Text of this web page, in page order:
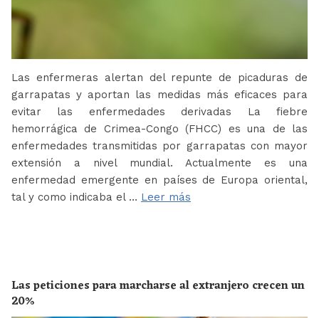
Las enfermeras alertan del repunte de picaduras de
garrapatas y aportan las medidas más eficaces para
evitar las enfermedades derivadas La fiebre
hemorrágica de Crimea-Congo (FHCC) es una de las
enfermedades transmitidas por garrapatas con mayor
extensión a nivel mundial. Actualmente es una
enfermedad emergente en países de Europa oriental,
tal y como indicaba el … Leer más
Las peticiones para marcharse al extranjero crecen un
20%